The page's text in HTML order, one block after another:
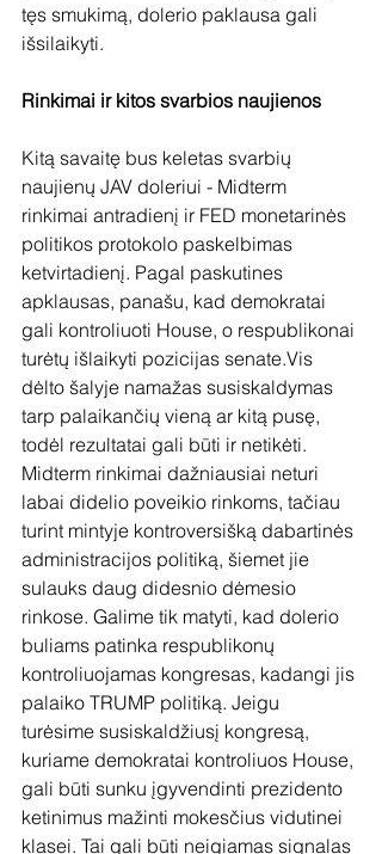
tęs smukimą, dolerio paklausa gali
išsilaikyti.
Rinkimai ir kitos svarbios naujienos
Kitą savaitę bus keletas svarbių
naujienų JAV doleriui - Midterm
rinkimai antradienį ir FED monetarinės
politikos protokolo paskelbimas
ketvirtadienį. Pagal paskutines
apklausas, panašu, kad demokratai
gali kontroliuoti House, o respublikonai
turėtų išlaikyti pozicijas senate.Vis
dėlto šalyje namažas susiskaldymas
tarp palaikančių vieną ar kitą pusę,
todėl rezultatai gali būti ir netikėti.
Midterm rinkimai dažniausiai neturi
labai didelio poveikio rinkoms, tačiau
turint mintyje kontroversišką dabartinės
administracijos politiką, šiemet jie
sulauks daug didesnio dėmesio
rinkose. Galime tik matyti, kad dolerio
buliams patinka respublikonų
kontroliuojamas kongresas, kadangi jis
palaiko TRUMP politiką. Jeigu
turėsime susiskaldžiusį kongresą,
kuriame demokratai kontroliuos House,
gali būti sunku įgyvendinti prezidento
ketinimus mažinti mokesčius vidutinei
klasei. Tai gali būti neigiamas signalas